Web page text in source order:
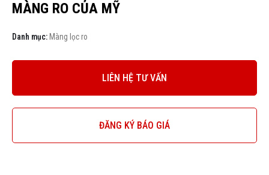
MÀNG RO CỦA MỸ
Danh mục:Màng lọc ro
LIÊN HỆ TƯ VẤN
ĐĂNG KÝ BÁO GIÁ